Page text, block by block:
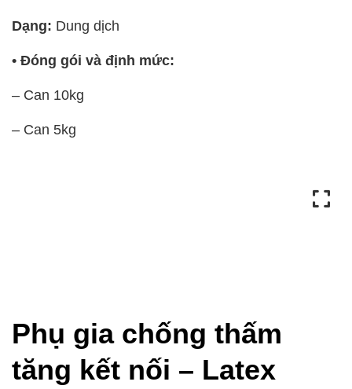
Dạng: Dung dịch
• Đóng gói và định mức:
– Can 10kg
– Can 5kg
Phụ gia chống thấm
tăng kết nối – Latex